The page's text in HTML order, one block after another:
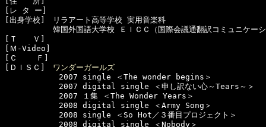
[レ タ ー]
[出身学校]　リラアート高等学校 実用音楽科
　　　　　韓国外国語大学校 ＥＩＣＣ（国際会議通翻訳コミュニケー
[Ｔ　　Ｖ]
[Ｍ-Video]
[Ｃ    Ｆ]
[ＤＩＳＣ] ワンダーガールズ
2007 single ＜The wonder begins＞
2007 digital single ＜申し訳ない心～Tears～＞
2007 １集 ＜The Wonder Years＞
2008 digital single ＜Army Song＞
2008 single ＜So Hot／３番目プロジェクト＞
2008 digital single ＜Nobody＞